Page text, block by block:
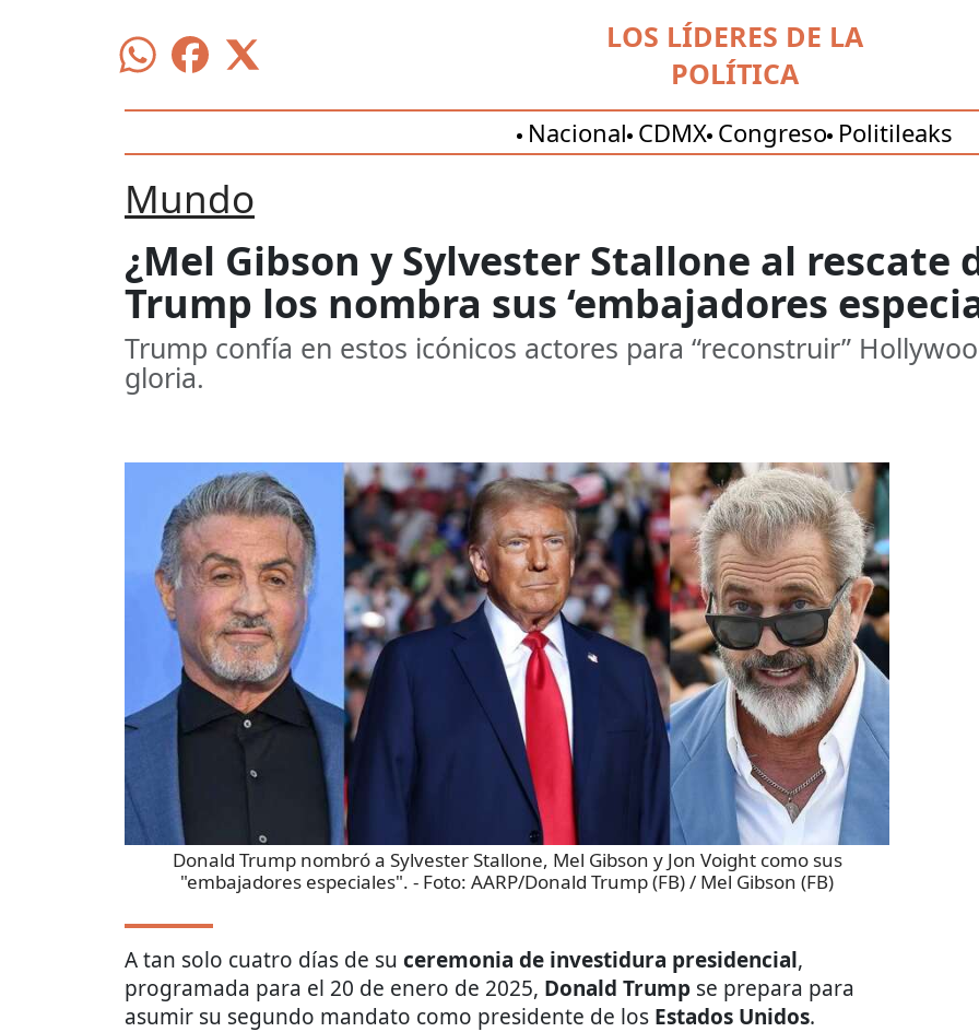
LOS LÍDERES DE LA
POLÍTICA
Nacional CDMX Congreso Politileaks
Mundo
¿Mel Gibson y Sylvester Stallone al rescate
Trump los nombra sus ‘embajadores
Trump confía en estos icónicos actores para “reconstruir”
gloria.
Donald Trump nombró a Sylvester Stallone, Mel Gibson y Jon Voight como sus
"embajadores especiales". - Foto: AARP/Donald Trump (FB) / Mel Gibson (FB)
A tan solo cuatro días de su ceremonia de investidura presidencial,
programada para el 20 de enero de 2025, Donald Trump se prepara para
asumir su segundo mandato como presidente de los Estados Unidos.